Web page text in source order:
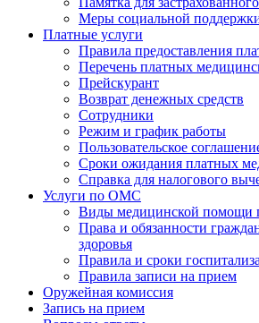
Меры социальной
Платные услуги
Правила предоставления
Перечень платных
Прейскурант
Возврат денежных средств
Сотрудники
Режим и график работы
Пользовательское
Сроки ожидания платных
Справка для налогового
Услуги по ОМС
Виды медицинской
Права и обязанности
здоровья
Правила и сроки
Правила записи на прием
Оружейная комиссия
Запись на прием